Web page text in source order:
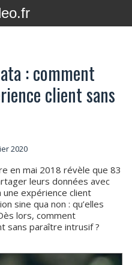
: comment
client sans
2020
en mai 2018 révèle que 83
leurs données avec
une expérience client
sine qua non : qu’elles
lors, comment
sans paraître intrusif ?